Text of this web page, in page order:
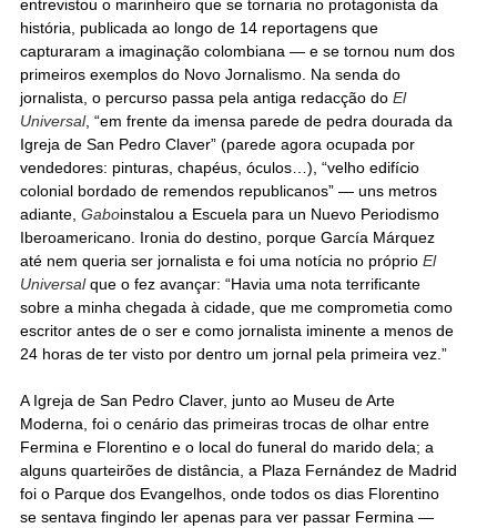
entrevistou o marinheiro que se tornaria no protagonista da
história, publicada ao longo de 14 reportagens que
capturaram a imaginação colombiana — e se tornou num dos
primeiros exemplos do Novo Jornalismo. Na senda do
jornalista, o percurso passa pela antiga redacção do El
Universal, “em frente da imensa parede de pedra dourada da
Igreja de San Pedro Claver” (parede agora ocupada por
vendedores: pinturas, chapéus, óculos…), “velho edifício
colonial bordado de remendos republicanos” — uns metros
adiante, Gaboinstalou a Escuela para un Nuevo Periodismo
Iberoamericano. Ironia do destino, porque García Márquez
até nem queria ser jornalista e foi uma notícia no próprio El
Universalque o fez avançar: “Havia uma nota terrificante
sobre a minha chegada à cidade, que me comprometia como
escritor antes de o ser e como jornalista iminente a menos de
24 horas de ter visto por dentro um jornal pela primeira vez.”
A Igreja de San Pedro Claver, junto ao Museu de Arte
Moderna, foi o cenário das primeiras trocas de olhar entre
Fermina e Florentino e o local do funeral do marido dela; a
alguns quarteirões de distância, a Plaza Fernández de Madrid
foi o Parque dos Evangelhos, onde todos os dias Florentino
se sentava fingindo ler apenas para ver passar Fermina —